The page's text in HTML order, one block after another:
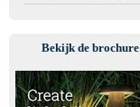
Bekijk de brochure